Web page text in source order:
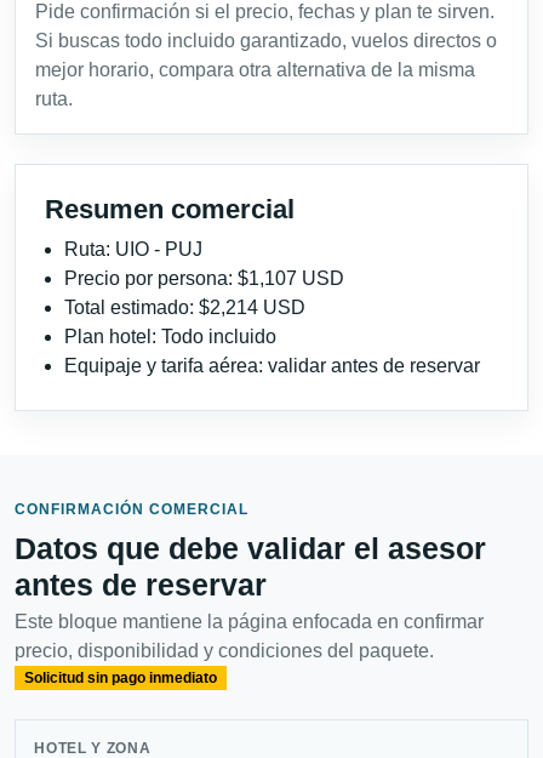
Pide confirmación si el precio, fechas y plan te sirven.
Si buscas todo incluido garantizado, vuelos directos o
mejor horario, compara otra alternativa de la misma
ruta.
Resumen comercial
Ruta: UIO - PUJ
Precio por persona: $1,107 USD
Total estimado: $2,214 USD
Plan hotel: Todo incluido
Equipaje y tarifa aérea: validar antes de reservar
CONFIRMACIÓN COMERCIAL
Datos que debe validar el asesor
antes de reservar
Este bloque mantiene la página enfocada en confirmar
precio, disponibilidad y condiciones del paquete.
Solicitud sin pago inmediato
HOTEL Y ZONA